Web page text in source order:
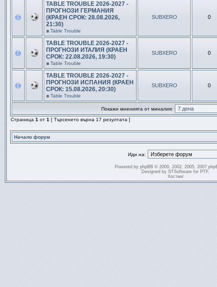
TABLE TROUBLE 2026-2027 -
ПРОГНОЗИ ГЕРМАНИЯ
(КРАЕН СРОК: 28.08.2026,
21:30)
в Table Trouble
SUBXERO 0
TABLE TROUBLE 2026-2027 -
ПРОГНОЗИ ИТАЛИЯ (КРАЕН
СРОК: 22.08.2026, 19:30)
в Table Trouble
SUBXERO 0
TABLE TROUBLE 2026-2027 -
ПРОГНОЗИ ИСПАНИЯ (КРАЕН
СРОК: 15.08.2026, 20:30)
в Table Trouble
SUBXERO 0
Покажи мненията от миналия:
Страница 1 от 1 [ Търсенето върна 17 резултата ]
Начало форум
Иди на:
Powered by phpBB© 2000, 2002, 2005, 2007
Designed by STSoftwarefor PTF.
Хостинг